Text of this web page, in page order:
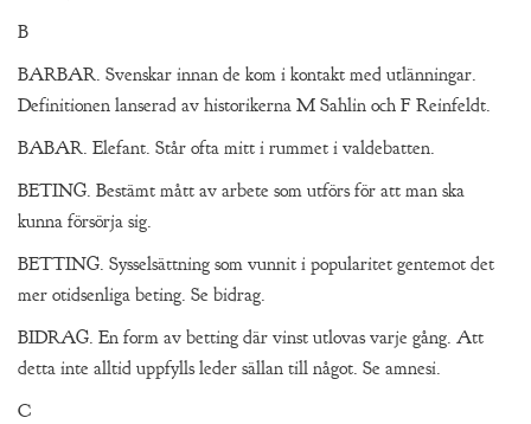
B
BARBAR. Svenskar innan de kom i kontakt med utlänningar.
Definitionen lanserad av historikerna M Sahlin och F Reinfeldt.
BABAR. Elefant. Står ofta mitt i rummet i valdebatten.
BETING. Bestämt mått av arbete som utförs för att man ska
kunna försörja sig.
BETTING. Sysselsättning som vunnit i popularitet gentemot det
mer otidsenliga beting. Se bidrag.
BIDRAG. En form av betting där vinst utlovas varje gång. Att
detta inte alltid uppfylls leder sällan till något. Se amnesi.
C